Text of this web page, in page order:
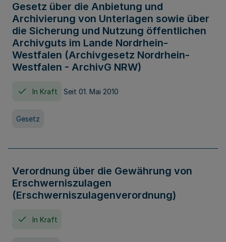
Gesetz über die Anbietung und
Archivierung von Unterlagen sowie über
die Sicherung und Nutzung öffentlichen
Archivguts im Lande Nordrhein-
Westfalen (Archivgesetz Nordrhein-
Westfalen - ArchivG NRW)
In Kraft Seit 01. Mai 2010
Gesetz
Verordnung über die Gewährung von
Erschwerniszulagen
(Erschwerniszulagenverordnung)
In Kraft